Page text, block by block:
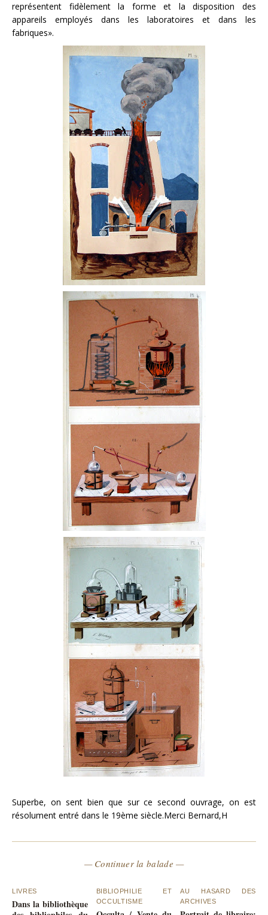
représentent fidèlement la forme et la disposition des
appareils employés dans les laboratoires et dans les
fabriques».
Superbe, on sent bien que sur ce second ouvrage, on est
résolument entré dans le 19ème siècle.Merci Bernard,H
— Continuer la balade —
LIVRES
Dans la bibliothèque
BIBLIOPHILIE ET
OCCULTISME
AU HASARD DES
ARCHIVES